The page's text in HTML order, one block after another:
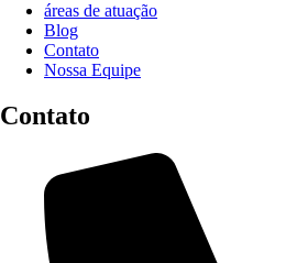
áreas de atuação
Blog
Contato
Nossa Equipe
Contato